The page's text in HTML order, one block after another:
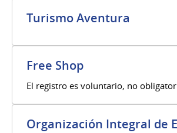
Turismo Aventura
Free Shop
El registro es voluntario, no
Organización Integral de